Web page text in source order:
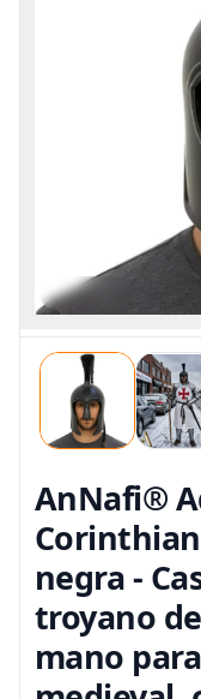
AnNafi®
negra -
troyano
mano